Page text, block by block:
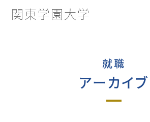
コンピテンシー育成プログ
大学概要
関東学園大学
就職
アーカイブ